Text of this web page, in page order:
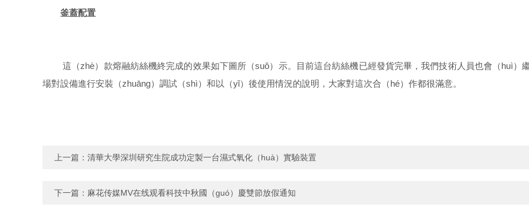
釜蓋配置
這（zhè）款熔融紡絲機終完成的效果如下圖所（suǒ）示。目前這台紡絲機已經發貨完畢，我們技術人員也會（huì）
場對設備進行安裝（zhuāng）調試（shì）和以（yǐ）後使用情況的說明，大家對這次合（hé）作都很滿意。
上一篇： 清華大學深圳研究生院成功定製一台濕式氧化（huà）實驗裝置
下一篇： 麻花传媒MV在线观看科技中秋國（guó）慶雙節放假通知